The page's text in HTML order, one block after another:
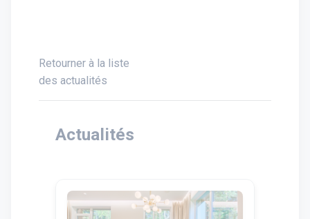
Retourner à la liste
des actualités
Actualités